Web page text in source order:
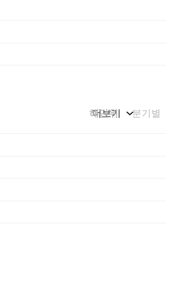
해단위 분기별
더보기